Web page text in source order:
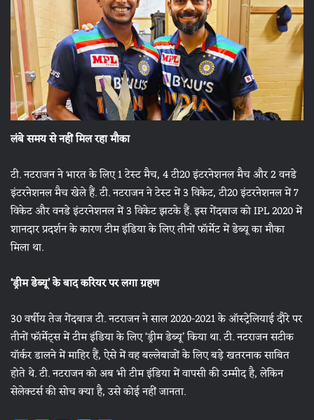
लंबे समय से नहीं मिल रहा मौका
टी. नटराजन ने भारत के लिए 1 टेस्ट मैच, 4 टी20 इंटरनेशनल मैच और 2 वनडे
इंटरनेशनल मैच खेले हैं. टी. नटराजन ने टेस्ट में 3 विकेट, टी20 इंटरनेशनल में 7
विकेट और वनडे इंटरनेशनल में 3 विकेट झटके हैं. इस गेंदबाज को IPL 2020 में
शानदार प्रदर्शन के कारण टीम इंडिया के लिए तीनों फॉर्मेट में डेब्यू का मौका
मिला था.
‘ड्रीम डेब्यू’ के बाद करियर पर लगा ग्रहण
30 वर्षीय तेज गेंदबाज टी. नटराजन ने साल 2020-2021 के ऑस्ट्रेलियाई दौरे पर
तीनों फॉर्मेट्स में टीम इंडिया के लिए ‘ड्रीम डेब्यू’ किया था. टी. नटराजन सटीक
यॉर्कर डालने में माहिर हैं, ऐसे में वह बल्लेबाजों के लिए बड़े खतरनाक साबित
होते थे. टी. नटराजन को अब भी टीम इंडिया में वापसी की उम्मीद है, लेकिन
सेलेक्टर्स की सोच क्या है, उसे कोई नहीं जानता.